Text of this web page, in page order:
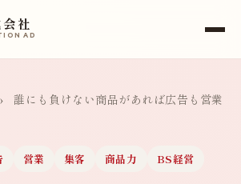
社
AD
›
誰にも負けない商品があれば広告も営業
営業 集客 商品力 BS経営